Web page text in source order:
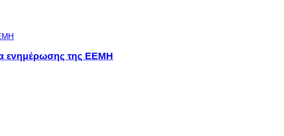
ενημέρωσης της ΕΕΜΗ